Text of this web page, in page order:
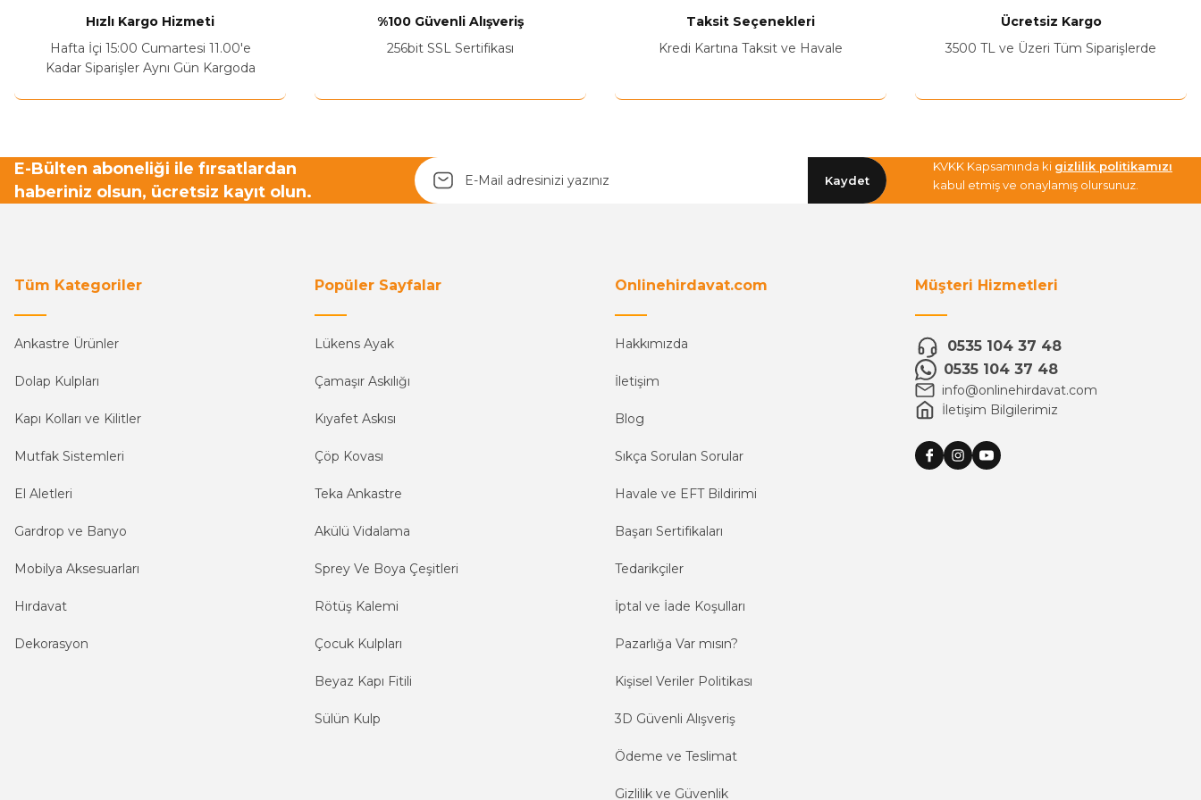
Hızlı Kargo Hizmeti
Hafta İçi 15:00 Cumartesi 11.00'e
Kadar Siparişler Aynı Gün Kargoda
%100 Güvenli Alışveriş
256bit SSL Sertifikası
Taksit Seçenekleri
Kredi Kartına Taksit ve Havale
Ücretsiz Kargo
3500 TL ve Üzeri Tüm Siparişlerde
E-Bülten aboneliği ile fırsatlardan
haberiniz olsun, ücretsiz kayıt olun.
Kaydet
KVKK Kapsamında ki gizlilik politikamızı
kabul etmiş ve onaylamış olursunuz.
Tüm Kategoriler
Ankastre Ürünler
Dolap Kulpları
Kapı Kolları ve Kilitler
Mutfak Sistemleri
El Aletleri
Gardrop ve Banyo
Mobilya Aksesuarları
Hırdavat
Dekorasyon
Popüler Sayfalar
Lükens Ayak
Çamaşır Askılığı
Kıyafet Askısı
Çöp Kovası
Teka Ankastre
Akülü Vidalama
Sprey Ve Boya Çeşitleri
Rötüş Kalemi
Çocuk Kulpları
Beyaz Kapı Fitili
Sülün Kulp
Onlinehirdavat.com
Hakkımızda
İletişim
Blog
Sıkça Sorulan Sorular
Havale ve EFT Bildirimi
Başarı Sertifikaları
Tedarikçiler
İptal ve İade Koşulları
Pazarlığa Var mısın?
Kişisel Veriler Politikası
3D Güvenli Alışveriş
Ödeme ve Teslimat
Gizlilik ve Güvenlik
Müşteri Hizmetleri
0535 104 37 48
0535 104 37 48
info@onlinehirdavat.com
İletişim Bilgilerimiz